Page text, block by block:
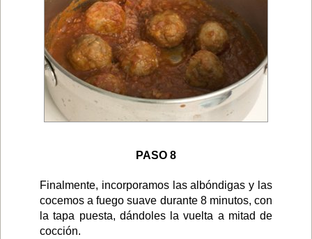
PASO 8
Finalmente, incorporamos las albóndigas y las
cocemos a fuego suave durante 8 minutos, con
la tapa puesta, dándoles la vuelta a mitad de
cocción.